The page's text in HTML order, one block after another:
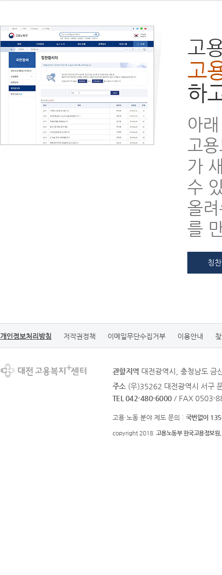
고
고
하
아
고
가
수
올
를
칭
개인정보처리방침 저작권정책 이메일무단수집거부 이용안내
관할지역 대전광역시, 충청남도 금
주소 (우)35262 대전광역시 서구
TEL 042-480-6000 / FAX 0503-
고용·노동 분야 제도 문의 : 국번없이
copyright 2018 고용노동부 한국고용정보원.